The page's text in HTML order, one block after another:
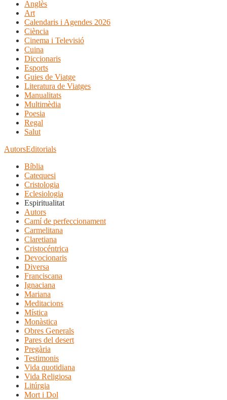
Anglès
Art
Calendaris i Agendes 2026
Ciència
Cinema i Televisió
Cuina
Diccionaris
Esports
Guies de Viatge
Literatura de Viatges
Manualitats
Multimèdia
Poesia
Regal
Salut
AutorsEditorials
Bíblia
Catequesi
Cristologia
Eclesiologia
Espiritualitat
Autors
Camí de perfeccionament
Carmelitana
Claretiana
Cristocéntrica
Devocionaris
Diversa
Franciscana
Ignaciana
Mariana
Meditacions
Mística
Monàstica
Obres Generals
Pares del desert
Pregària
Testimonis
Vida quotidiana
Vida Religiosa
Litúrgia
Mort i Dol